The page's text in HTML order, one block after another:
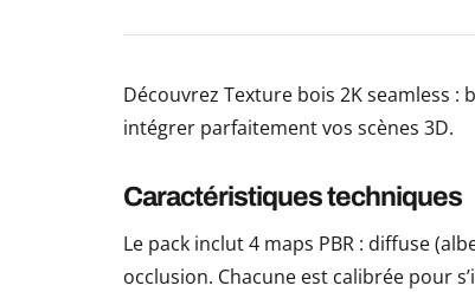
Découvrez Texture bois 2K seamless
intégrer parfaitement vos scènes 3D.
Caractéristiques techniques
Le pack inclut 4 maps PBR : diffuse
occlusion. Chacune est calibrée pour